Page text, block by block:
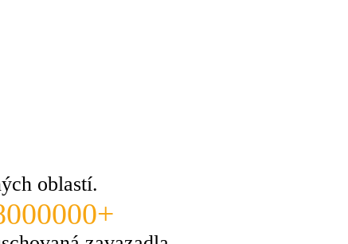
oblastí.